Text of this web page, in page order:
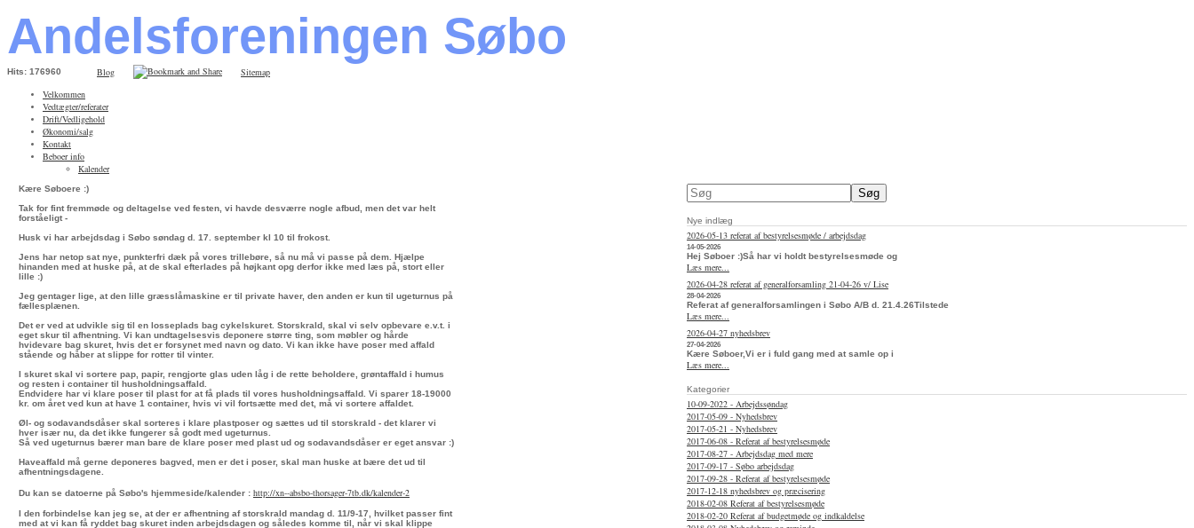
Andelsforeningen Søbo
Hits: 176960 Blog
Sitemap
Velkommen
Vedtægter/referater
Drift/Vedligehold
Økonomi/salg
Kontakt
Beboer info
Kalender
Kære Søboere :)
Tak for fint fremmøde og deltagelse ved festen, vi havde desværre nogle afbud, men det var helt
forståeligt -
Husk vi har arbejdsdag i Søbo søndag d. 17. september kl 10 til frokost.
Jens har netop sat nye, punkterfri dæk på vores trillebøre, så nu må vi passe på dem. Hjælpe
hinanden med at huske på, at de skal efterlades på højkant opg derfor ikke med læs på, stort eller
lille :)
Jeg gentager lige, at den lille græsslåmaskine er til private haver, den anden er kun til ugeturnus på
fællesplænen.
Det er ved at udvikle sig til en losseplads bag cykelskuret. Storskrald, skal vi selv opbevare e.v.t. i
eget skur til afhentning. Vi kan undtagelsesvis deponere større ting, som møbler og hårde
hvidevare bag skuret, hvis det er forsynet med navn og dato. Vi kan ikke have poser med affald
stående og håber at slippe for rotter til vinter.
I skuret skal vi sortere pap, papir, rengjorte glas uden låg i de rette beholdere, grøntaffald i humus
og resten i container til husholdningsaffald.
Endvidere har vi klare poser til plast for at få plads til vores husholdningsaffald. Vi sparer 18-19000
kr. om året ved kun at have 1 container, hvis vi vil fortsætte med det, må vi sortere affaldet.
Øl- og sodavandsdåser skal sorteres i klare plastposer og sættes ud til storskrald - det klarer vi
hver især nu, da det ikke fungerer så godt med ugeturnus.
Så ved ugeturnus bærer man bare de klare poser med plast ud og sodavandsdåser er eget ansvar :)
Haveaffald må gerne deponeres bagved, men er det i poser, skal man huske at bære det ud til
afhentningsdagene.
Du kan se datoerne på Søbo's hjemmeside/kalender : http://xn--absbo-thorsager-7tb.dk/kalender-2
I den forbindelse kan jeg se, at der er afhentning af storskrald mandag d. 11/9-17, hvilket passer fint
med at vi kan få ryddet bag skuret inden arbejdsdagen og således komme til, når vi skal klippe
Nye indlæg
2026-05-13 referat af bestyrelsesmøde / arbejdsdag
14-05-2026
Hej Søboer :)Så har vi holdt bestyrelsesmøde og
Læs mere...
2026-04-28 referat af generalforsamling 21-04-26 v/ Lise
28-04-2026
Referat af generalforsamlingen i Søbo A/B d. 21.4.26Tilstede
Læs mere...
2026-04-27 nyhedsbrev
27-04-2026
Kære Søboer,Vi er i fuld gang med at samle op i
Læs mere...
Kategorier
10-09-2022 - Arbejdssøndag
2017-05-09 - Nyhedsbrev
2017-05-21 - Nyhedsbrev
2017-06-08 - Referat af bestyrelsesmøde
2017-08-27 - Arbejdsdag med mere
2017-09-17 - Søbo arbejdsdag
2017-09-28 - Referat af bestyrelsesmøde
2017-12-18 nyhedsbrev og præcisering
2018-02-08 Referat af bestyrelsesmøde
2018-02-20 Referat af budgetmøde og indkaldelse